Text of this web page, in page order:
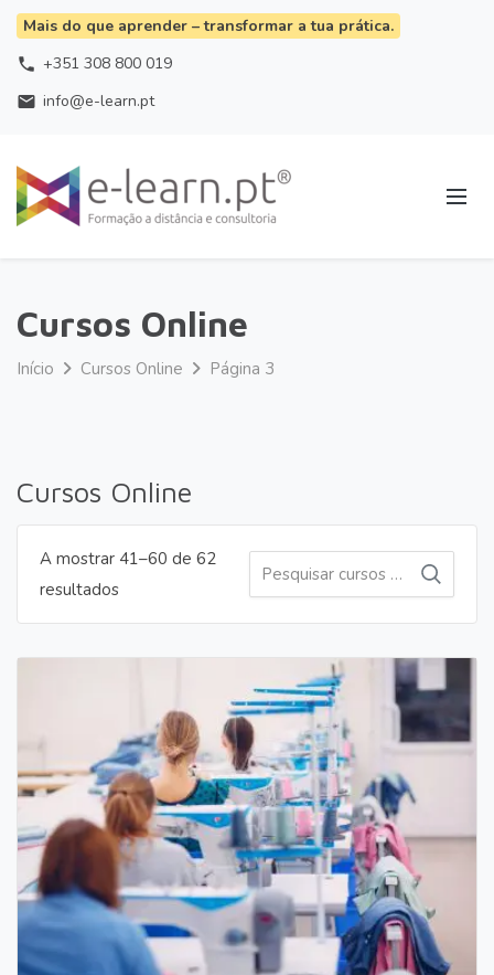
Mais do que aprender – transformar a tua prática.
phone +351 308 800 019
email info@e-learn.pt
Cursos Online
Início Cursos Online Página 3
Cursos Online
A mostrar 41–60 de 62
resultadosOrdenado
por
Pesquisar
por: